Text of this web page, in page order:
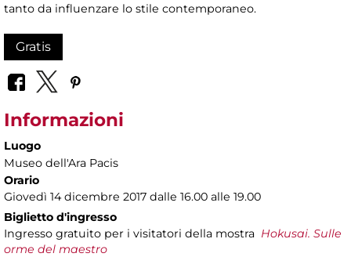
tanto da influenzare lo stile contemporaneo.
Gratis
Informazioni
Luogo
Museo dell'Ara Pacis
Orario
Giovedì 14 dicembre 2017 dalle 16.00 alle 19.00
Biglietto d'ingresso
Ingresso gratuito per i visitatori della mostra Hokusai. Sulle
orme del maestro